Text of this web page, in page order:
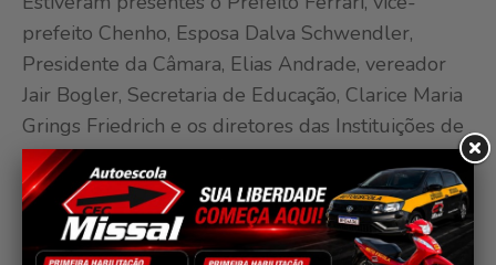
prefeito Chenho, Esposa Dalva Schwendler,
Presidente da Câmara, Elias Andrade, vereador
Jair Bogler, Secretaria de Educação, Clarice Maria
Grings Friedrich e os diretores das Instituições de
ensino. O evento foi voltado aos profissionais das
escolas, bem como, profissionais da Apae e
famílias que tem filhos matriculados com laudo
de TEA.